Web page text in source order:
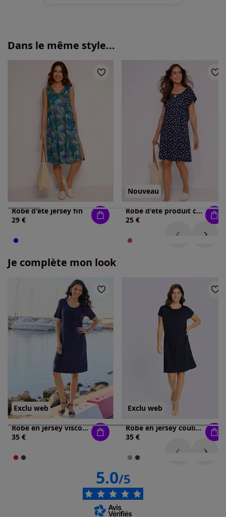
Dans le même style...
Robe d'été jersey fin
29 €
Nouveau
Robe d'été produit certifié gots
25 €
Je complète mon look
Exclu web
Robe en jersey viscose douce et fluide
35 €
Exclu web
Robe en jersey coulisse avec lien à nouer à la taille
35 €
5.0/5